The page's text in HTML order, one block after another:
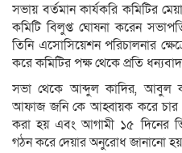
সভায় বর্তমান কার্যকরি কমিটির
কমিটি বিলুপ্ত ঘোষনা করেন
তিনি এসোসিয়েশন পরিচালনার
করে কমিটির পক্ষ থেকে প্রতি
সভা থেকে আব্দুল কাদির, আবুল
আফাজ জনি কে আহ্বায়ক করে চার
করা হয় এবং আগামী ১৫ দিনের
গঠন করে দেয়ার অনুরোধ জানানো